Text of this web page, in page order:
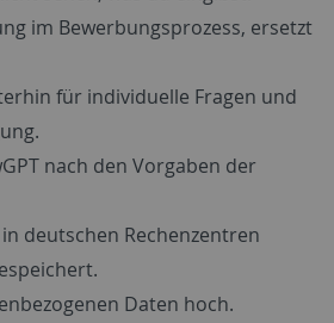
im Bewerbungsprozess, ersetzt
für individuelle Fragen und
nach den Vorgaben der
deutschen Rechenzentren
Daten hoch.